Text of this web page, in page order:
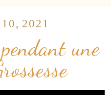
2021
une